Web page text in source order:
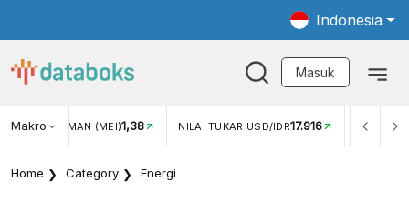
Indonesia
Masuk
MakroWISMAN (MEI)1,38 NILAI TUKAR USD/IDR17.916 INFLASI
Home Category Energi